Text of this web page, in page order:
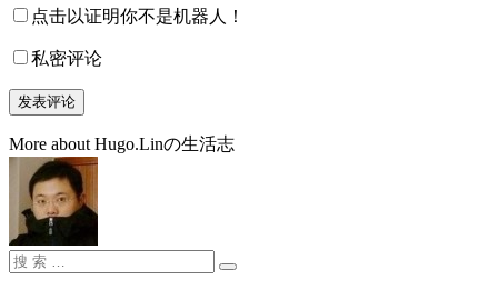
点击以证明你不是机器人！
私密评论
More about Hugo.Linの生活志
搜
搜